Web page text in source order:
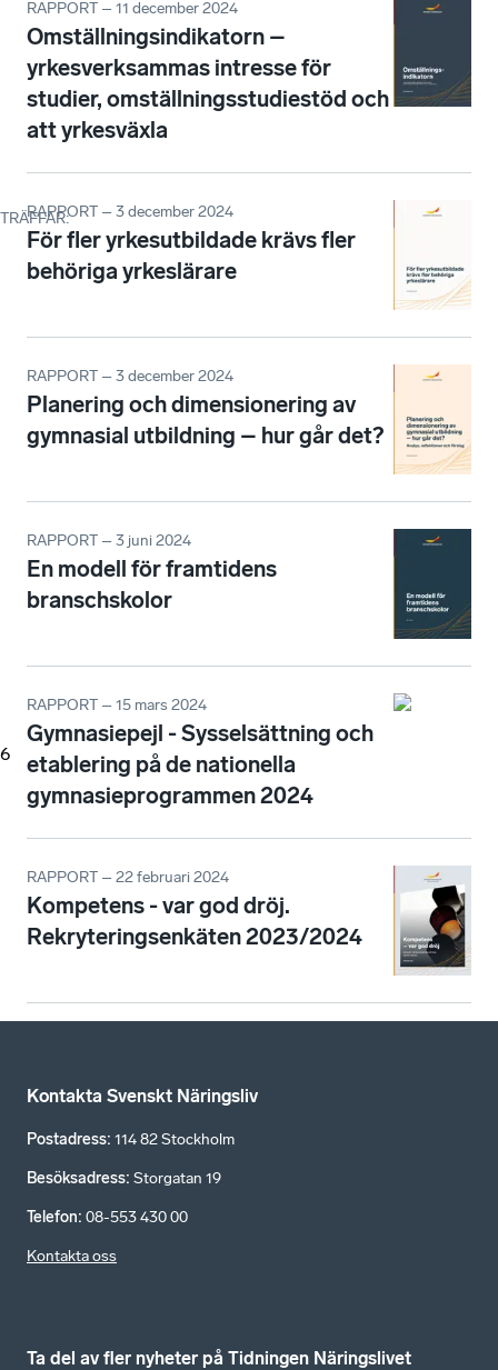
TRÄFFAR:
6
RAPPORT – 11 december 2024
Omställningsindikatorn –
yrkesverksammas intresse för
studier, omställningsstudiestöd och
att yrkesväxla
RAPPORT – 3 december 2024
För fler yrkesutbildade krävs fler
behöriga yrkeslärare
RAPPORT – 3 december 2024
Planering och dimensionering av
gymnasial utbildning – hur går det?
RAPPORT – 3 juni 2024
En modell för framtidens
branschskolor
RAPPORT – 15 mars 2024
Gymnasiepejl - Sysselsättning och
etablering på de nationella
gymnasieprogrammen 2024
RAPPORT – 22 februari 2024
Kompetens - var god dröj.
Rekryteringsenkäten 2023/2024
Kontakta Svenskt Näringsliv
Postadress: 114 82 Stockholm
Besöksadress: Storgatan 19
Telefon: 08-553 430 00
Kontakta oss
Ta del av fler nyheter på Tidningen Näringslivet